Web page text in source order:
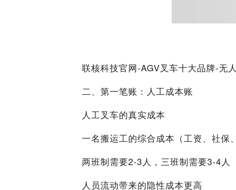
联核科技官网-AGV叉车十大品牌-无
二、第一笔账：人工成本账
人工叉车的真实成本
一名搬运工的综合成本（工资、社保
两班制需要2-3人，三班制需要3-4人
人员流动带来的隐性成本更高